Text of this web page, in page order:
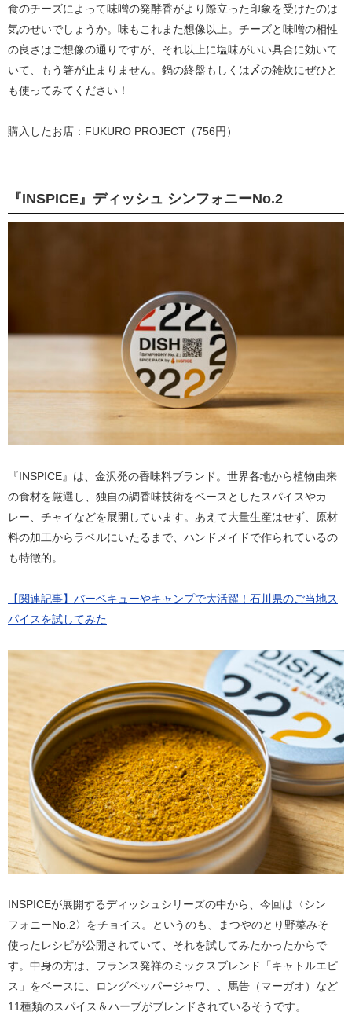
食のチーズによって味噌の発酵香がより際立った印象を受けたのは
気のせいでしょうか。味もこれまた想像以上。チーズと味噌の相性
の良さはご想像の通りですが、それ以上に塩味がいい具合に効いて
いて、もう箸が止まりません。鍋の終盤もしくは〆の雑炊にぜひと
も使ってみてください！
購入したお店：FUKURO PROJECT（756円）
『INSPICE』ディッシュ シンフォニーNo.2
『INSPICE』は、金沢発の香味料ブランド。世界各地から植物由来
の食材を厳選し、独自の調香味技術をベースとしたスパイスやカ
レー、チャイなどを展開しています。あえて大量生産はせず、原材
料の加工からラベルにいたるまで、ハンドメイドで作られているの
も特徴的。
【関連記事】バーベキューやキャンプで大活躍！石川県のご当地ス
パイスを試してみた
INSPICEが展開するディッシュシリーズの中から、今回は〈シン
フォニーNo.2〉をチョイス。というのも、まつやのとり野菜みそ
使ったレシピが公開されていて、それを試してみたかったからで
す。中身の方は、フランス発祥のミックスブレンド「キャトルエピ
ス」をベースに、ロングペッパージャワ、、馬告（マーガオ）など
11種類のスパイス＆ハーブがブレンドされているそうです。